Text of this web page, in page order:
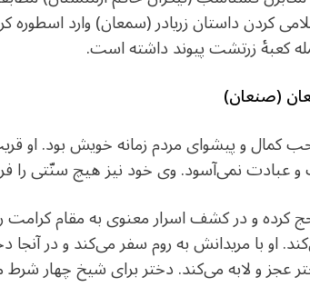
کردن داستان زریادر (سمعان) وارد
کعبۀ زرتشت پیوند داشته است.
(صنعان)
کمال و پیشوای مردم زمانه خویش بود. او
عبادت نمی‌آسود. وی خود نیز هیچ سنّتی را
حج کرده و در کشف اسرار معنوی به مقام
او با مریدانش به روم سفر می‌کند و در
عجز و لابه می‌کند. دختر برای شیخ چهار شرط